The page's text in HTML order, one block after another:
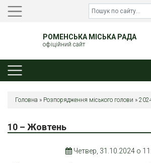
РОМЕНСЬКА МІСЬКА РАДА
офіційний сайт
Головна » Розпорядження міського голови »
10 – Жовтень
Четвер, 31.10.2024 о